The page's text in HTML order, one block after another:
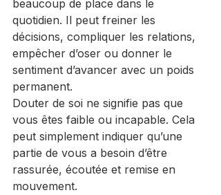
beaucoup de place dans le
quotidien. Il peut freiner les
décisions, compliquer les relations,
empêcher d’oser ou donner le
sentiment d’avancer avec un poids
permanent.
Douter de soi ne signifie pas que
vous êtes faible ou incapable. Cela
peut simplement indiquer qu’une
partie de vous a besoin d’être
rassurée, écoutée et remise en
mouvement.